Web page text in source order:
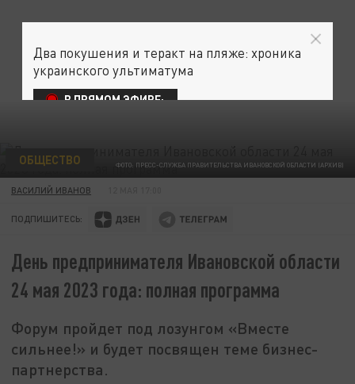
ФОТО: ПРЕСС-СЛУЖБА ПРАВИТЕЛЬСТВА ИВАНОВСКОЙ ОБЛАСТИ (АРХИВ)
ОБЩЕСТВО
ВАСИЛИЙ ИВАНОВ
ПОДПИШИТЕСЬ:
День предпринимателя Ивановской области
24 мая 2023 года: полная программа
Форум пройдет под лозунгом «Вместе
сильнее!» и будет посвящен теме бизнес-
партнерства.
Два покушения и теракт на пляже: хроника
украинского ультиматума
В ПРЯМОМ ЭФИРЕ: